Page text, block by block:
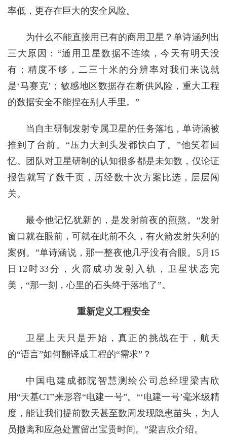
率低，更存在巨大的安全风险。
为什么不能直接用已有的商用卫星？单诗涵列出
三大原因：“通用卫星数据不连续，今天有明天没
有；精度不够，二三十米的分辨率对我们来说就
是‘马赛克’；敏感地区数据存在断供风险，重大工程
的数据安全不能捏在别人手里。”
当自主研制发射专属卫星的任务落地，单诗涵被
推到了台前。“压力大到头发都快白了。”他笑着回
忆。团队对卫星研制的认知很多都是未知数，仅论证
报告就写了数千页，历经数十次方案比选，层层闯
关。
最令他记忆犹新的，是发射前夜的煎熬。“发射
窗口就在眼前，可就在此前不久，有火箭发射失利的
案例。”单诗涵说，那一整夜他几乎没有合眼。5月15
日12时33分，火箭成功发射入轨，卫星状态完
美，“那一刻，心里的石头终于落地了”。
重新定义工程安全
卫星上天只是开始，真正的挑战在于，航天
的“语言”如何翻译成工程的“需求”？
中国电建成都院智慧测绘公司总经理梁吉欣
用“天基CT”来形容“电建一号”。“‘电建一号’毫米级精
度，能让我们提前数天甚至数周发现隐患苗头，为人
员撤离和应急处置留出宝贵时间。”梁吉欣介绍。